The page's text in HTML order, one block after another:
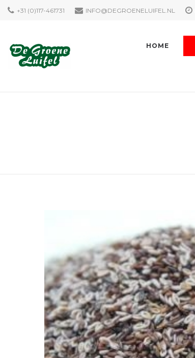
+31 (0)117-461731 INFO@DEGROENELUIFEL.NL
HOME